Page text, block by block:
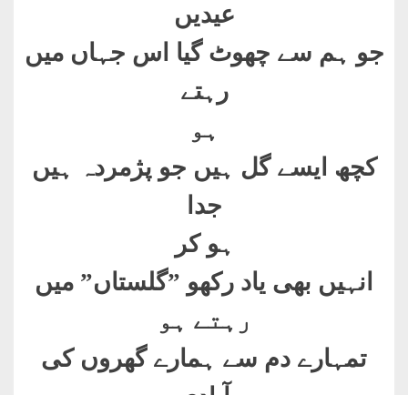
عیدیں
جو ہم سے چھوٹ گیا اس جہاں میں
رہتے
ہو
کچھ ایسے گل ہیں جو پژمردہ ہیں
جدا
ہو کر
انہیں بھی یاد رکھو ”گلستاں” میں
رہتے ہو
تمہارے دم سے ہمارے گھروں کی